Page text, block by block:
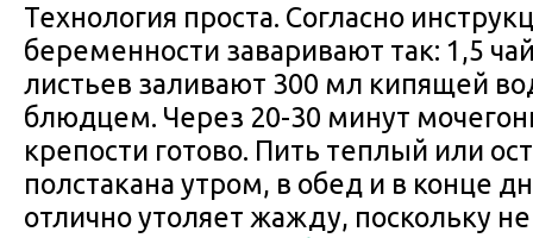
Технология проста. Согласно
беременности заваривают так: 1,5
листьев заливают 300 мл кипящей
блюдцем. Через 20-30 минут
крепости готово. Пить теплый или
полстакана утром, в обед и в конце
отлично утоляет жажду, поскольку